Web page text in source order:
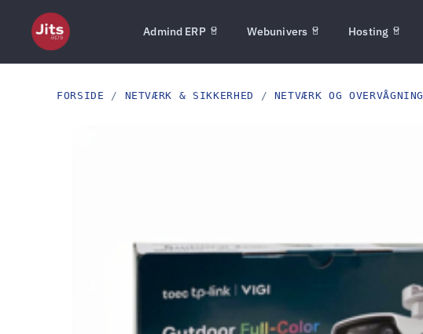
Admind ERP Webunivers Hosting
FORSIDE / NETVÆRK & SIKKERHED / NETVÆRK OG OVERVÅGNING